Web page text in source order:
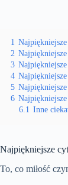
1
2
3
4
5
6
6.1 Inne
Najpiękniejsze
To, co miłość